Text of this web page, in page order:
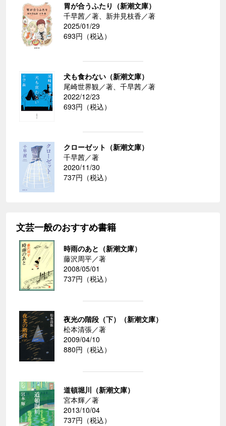
胃が合うふたり（新潮文庫）
千早茜／著、新井見枝香／著
2025/01/29
693円（税込）
犬も食わない（新潮文庫）
尾崎世界観／著、千早茜／著
2022/12/23
693円（税込）
クローゼット（新潮文庫）
千早茜／著
2020/11/30
737円（税込）
文芸一般のおすすめ書籍
時雨のあと（新潮文庫）
藤沢周平／著
2008/05/01
737円（税込）
夜光の階段（下）（新潮文庫）
松本清張／著
2009/04/10
880円（税込）
道頓堀川（新潮文庫）
宮本輝／著
2013/10/04
737円（税込）